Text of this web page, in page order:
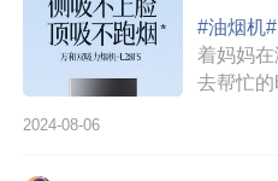
个更好
#油烟机#
着妈妈
去帮忙
也换了
2024-08-06